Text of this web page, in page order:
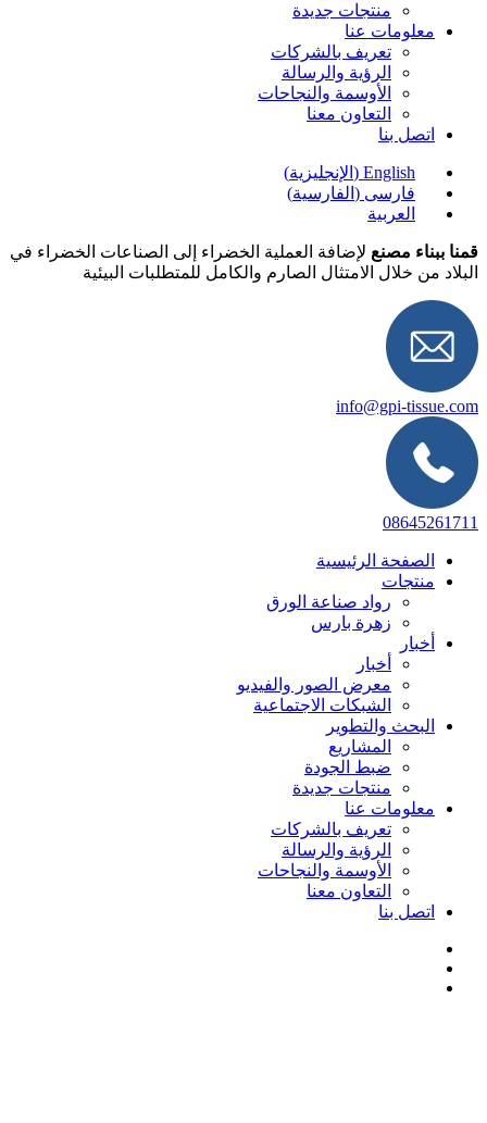
منتجات جديدة
معلومات عنا
تعريف بالشركات
الرؤية والرسالة
الأوسمة والنجاحات
التعاون معنا
اتصل بنا
English
( الإنجليزية)
فارسی ( الفارسية)
العربية
قمنا ببناء مصنع لإضافة العملية الخضراء إلى الصناعات الخضراء في
البلاد من خلال الامتثال الصارم والكامل للمتطلبات البيئية
info@gpi-tissue.com
08645261711
الصفحة الرئيسية
منتجات
رواد صناعة الورق
زهرة بارس
أخبار
أخبار
معرض الصور والفيديو
الشبكات الاجتماعية
البحث والتطوير
المشاريع
ضبط الجودة
منتجات جديدة
معلومات عنا
تعريف بالشركات
الرؤية والرسالة
الأوسمة والنجاحات
التعاون معنا
اتصل بنا